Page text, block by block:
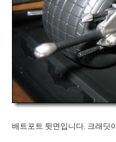
배트포트 뒷면입니다. 크래딧